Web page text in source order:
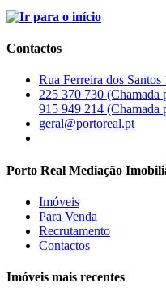
Contactos
Rua Ferreira dos
225 370 730 (Chamada
915 949 214 (Chamada
geral@portoreal.pt
Porto Real Mediação
Imóveis
Para Venda
Recrutamento
Contactos
Imóveis mais recentes